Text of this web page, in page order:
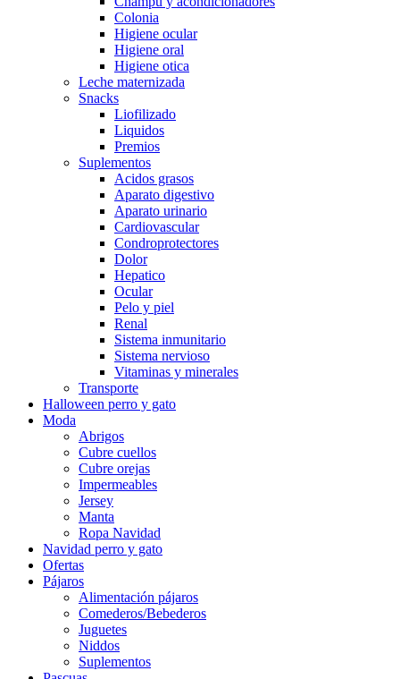
Colonia
Higiene ocular
Higiene oral
Higiene otica
Leche maternizada
Snacks
Liofilizado
Liquidos
Premios
Suplementos
Acidos grasos
Aparato digestivo
Aparato urinario
Cardiovascular
Condroprotectores
Dolor
Hepatico
Ocular
Pelo y piel
Renal
Sistema inmunitario
Sistema nervioso
Vitaminas y minerales
Transporte
Halloween perro y gato
Moda
Abrigos
Cubre cuellos
Cubre orejas
Impermeables
Jersey
Manta
Ropa Navidad
Navidad perro y gato
Ofertas
Pájaros
Alimentación pájaros
Comederos/Bebederos
Juguetes
Niddos
Suplementos